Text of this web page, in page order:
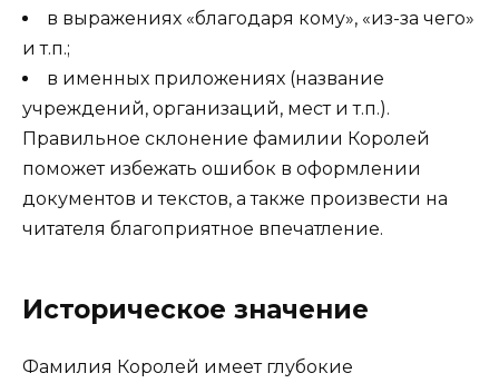
в выражениях «благодаря кому», «из-за чего»
и т.п.;
в именных приложениях (название
учреждений, организаций, мест и т.п.).
Правильное склонение фамилии Королей
поможет избежать ошибок в оформлении
документов и текстов, а также произвести на
читателя благоприятное впечатление.
Историческое значение
Фамилия Королей имеет глубокие